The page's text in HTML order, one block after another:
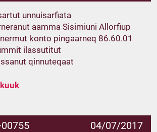
unnuisarfiata
aamma Sisimiuni Allorfiup
konto pingaarneq 86.60.01
ilassutitut
qinnuteqaat
04/07/2017